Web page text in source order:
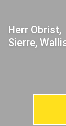
Herr Obrist,
Sierre,